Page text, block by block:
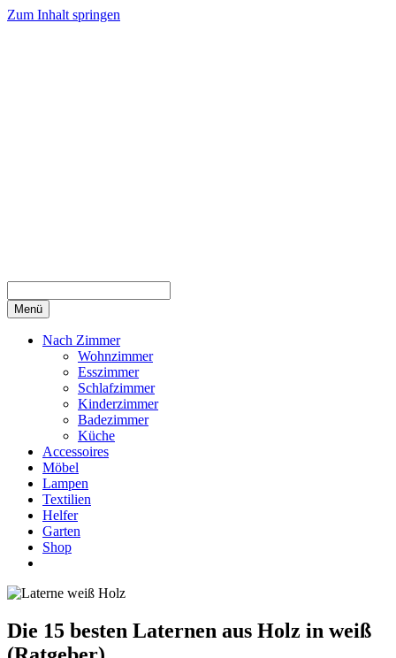
Zum Inhalt springen
Menü
Nach Zimmer
Wohnzimmer
Esszimmer
Schlafzimmer
Kinderzimmer
Badezimmer
Küche
Accessoires
Möbel
Lampen
Textilien
Helfer
Garten
Shop
Die 15 besten Laternen aus Holz in weiß